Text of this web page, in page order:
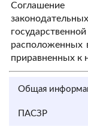
расположенных
приравненных к
Общая
ПАСЗР